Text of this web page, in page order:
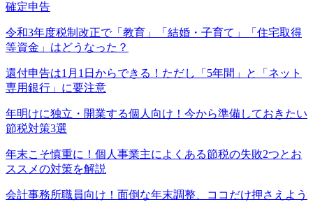
確定申告
令和3年度税制改正で「教育」「結婚・子育て」「住宅取得
等資金」はどうなった？
還付申告は1月1日からできる！ただし「5年間」と「ネット
専用銀行」に要注意
年明けに独立・開業する個人向け！今から準備しておきたい
節税対策3選
年末こそ慎重に！個人事業主によくある節税の失敗2つとお
ススメの対策を解説
会計事務所職員向け！面倒な年末調整、ココだけ押さえよう